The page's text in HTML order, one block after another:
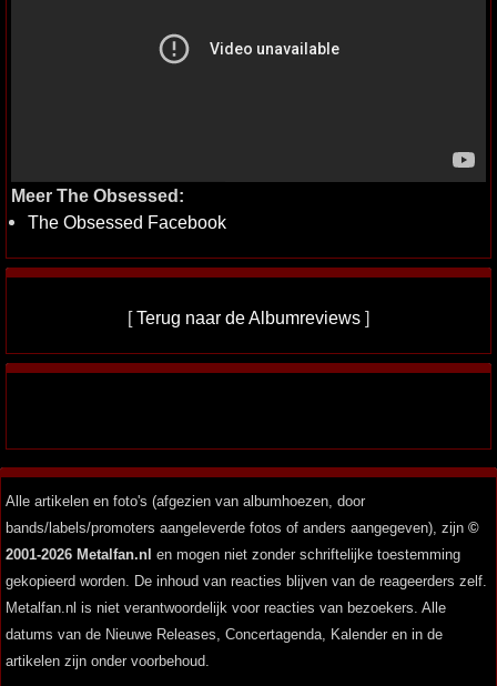
Meer The Obsessed:
The Obsessed Facebook
[Terug naar de Albumreviews ]
Alle artikelen en foto's (afgezien van albumhoezen, door
bands/labels/promoters aangeleverde fotos of anders aangegeven), zijn ©
2001-2026 Metalfan.nl en mogen niet zonder schriftelijke toestemming
gekopieerd worden. De inhoud van reacties blijven van de reageerders zelf.
Metalfan.nl is niet verantwoordelijk voor reacties van bezoekers. Alle
datums van de Nieuwe Releases, Concertagenda, Kalender en in de
artikelen zijn onder voorbehoud.